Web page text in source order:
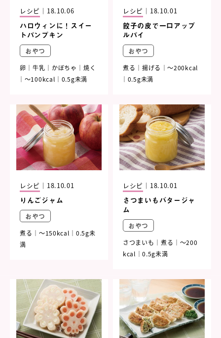
レシピ ｜ 18.10.06
ハロウィンに！スイー
トパンプキン
おやつ
卵 牛乳 かぼちゃ
焼く
～100kcal
0.5g未満
レシピ ｜ 18.10.01
餃子の皮で一口アップ
ルパイ
おやつ
煮る 揚げる
～200kcal
0.5g未満
レシピ ｜ 18.10.01
りんごジャム
おやつ
煮る ～150kcal
0.5g未
満
レシピ ｜ 18.10.01
さつまいもバタージャ
ム
おやつ
さつまいも 煮る
～200
kcal
0.5g未満